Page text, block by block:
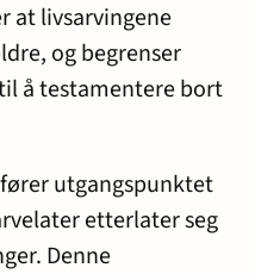
at livsarvingene
og begrenser
å testamentere bort
utgangspunktet
etterlater seg
Denne